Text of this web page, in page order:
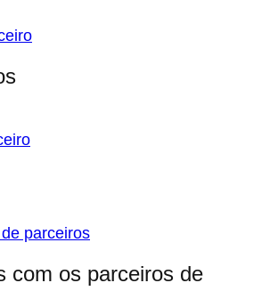
parceiros
com os parceiros de